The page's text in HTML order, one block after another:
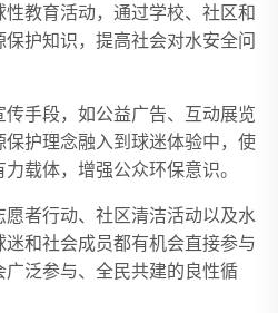
教育活动，通过学校、社区和
护知识，提高社会对水安全问
手段，如公益广告、互动展览
护理念融入到球迷体验中，使
载体，增强公众环保意识。
者行动、社区清洁活动以及水
和社会成员都有机会直接参与
泛参与、全民共建的良性循